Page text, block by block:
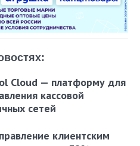
Cloud — платформу для
кассовой
сетей
клиентским